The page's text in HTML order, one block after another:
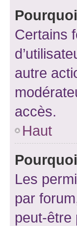
Certains
autre
accès.
Haut
Les
par
peut-être